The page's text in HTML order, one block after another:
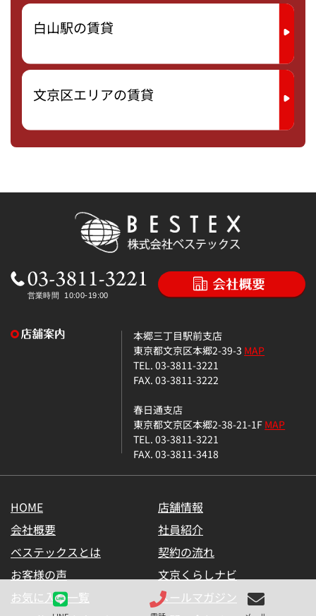
白山駅の賃貸
文京区エリアの賃貸
本郷三丁目駅前支店
東京都文京区本郷2-39-3 MAP
TEL. 03-3811-3221
FAX. 03-3811-3222
春日通支店
東京都文京区本郷2-38-21-1FMAP
TEL. 03-3811-3221
FAX. 03-3811-3418
HOME
店舗情報
会社概要
社員紹介
ベステックスとは
契約の流れ
お客様の声
文京くらしナビ
お気に入り一覧
メールマガジン